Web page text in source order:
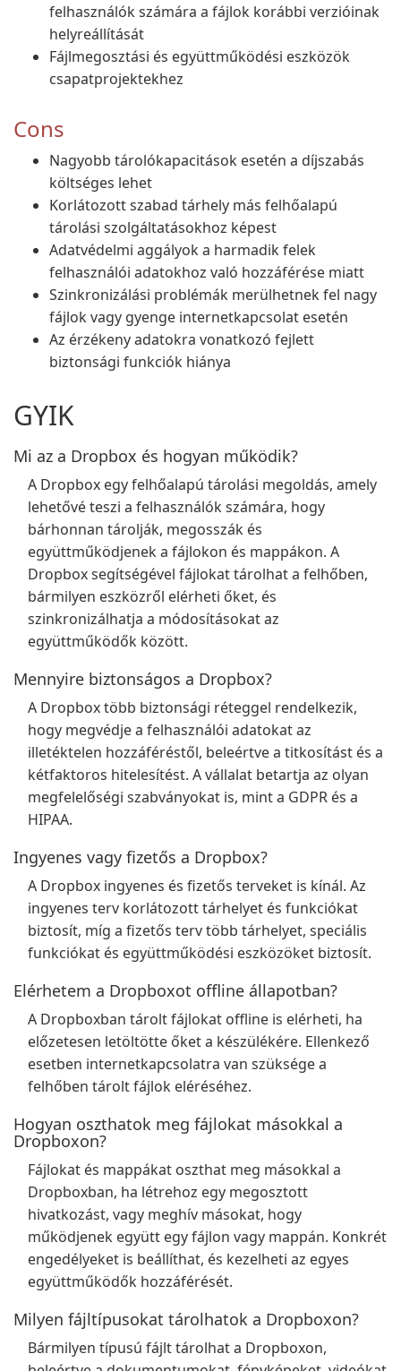
felhasználók számára a fájlok korábbi verzióinak
helyreállítását
Fájlmegosztási és együttműködési eszközök
csapatprojektekhez
Cons
Nagyobb tárolókapacitások esetén a díjszabás
költséges lehet
Korlátozott szabad tárhely más felhőalapú
tárolási szolgáltatásokhoz képest
Adatvédelmi aggályok a harmadik felek
felhasználói adatokhoz való hozzáférése miatt
Szinkronizálási problémák merülhetnek fel nagy
fájlok vagy gyenge internetkapcsolat esetén
Az érzékeny adatokra vonatkozó fejlett
biztonsági funkciók hiánya
GYIK
Mi az a Dropbox és hogyan működik?
A Dropbox egy felhőalapú tárolási megoldás, amely
lehetővé teszi a felhasználók számára, hogy
bárhonnan tárolják, megosszák és
együttműködjenek a fájlokon és mappákon. A
Dropbox segítségével fájlokat tárolhat a felhőben,
bármilyen eszközről elérheti őket, és
szinkronizálhatja a módosításokat az
együttműködők között.
Mennyire biztonságos a Dropbox?
A Dropbox több biztonsági réteggel rendelkezik,
hogy megvédje a felhasználói adatokat az
illetéktelen hozzáféréstől, beleértve a titkosítást és a
kétfaktoros hitelesítést. A vállalat betartja az olyan
megfelelőségi szabványokat is, mint a GDPR és a
HIPAA.
Ingyenes vagy fizetős a Dropbox?
A Dropbox ingyenes és fizetős terveket is kínál. Az
ingyenes terv korlátozott tárhelyet és funkciókat
biztosít, míg a fizetős terv több tárhelyet, speciális
funkciókat és együttműködési eszközöket biztosít.
Elérhetem a Dropboxot offline állapotban?
A Dropboxban tárolt fájlokat offline is elérheti, ha
előzetesen letöltötte őket a készülékére. Ellenkező
esetben internetkapcsolatra van szüksége a
felhőben tárolt fájlok eléréséhez.
Hogyan oszthatok meg fájlokat másokkal a
Dropboxon?
Fájlokat és mappákat oszthat meg másokkal a
Dropboxban, ha létrehoz egy megosztott
hivatkozást, vagy meghív másokat, hogy
működjenek együtt egy fájlon vagy mappán. Konkrét
engedélyeket is beállíthat, és kezelheti az egyes
együttműködők hozzáférését.
Milyen fájltípusokat tárolhatok a Dropboxon?
Bármilyen típusú fájlt tárolhat a Dropboxon,